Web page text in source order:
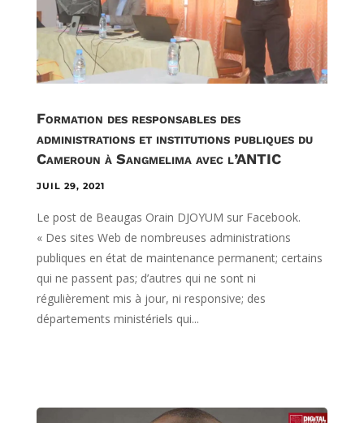
Formation des responsables des
administrations et institutions publiques du
Cameroun à Sangmelima avec l’ANTIC
JUIL 29, 2021
Le post de Beaugas Orain DJOYUM sur Facebook.
« Des sites Web de nombreuses administrations
publiques en état de maintenance permanent; certains
qui ne passent pas; d’autres qui ne sont ni
régulièrement mis à jour, ni responsive; des
départements ministériels qui...